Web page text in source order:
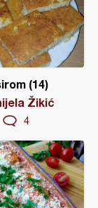
(14)
Žikić
4